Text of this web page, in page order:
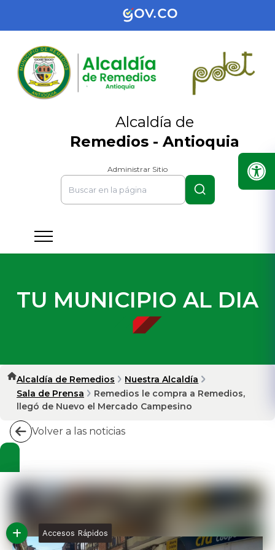
Alcaldía de
Remedios - Antioquia
Administrar Sitio
TU MUNICIPIO AL DIA
Alcaldía de Remedios
Nuestra Alcaldía
Sala de Prensa
Remedios le compra a Remedios,
llegó de Nuevo el Mercado Campesino
Volver a las noticias
Accesos Rápidos